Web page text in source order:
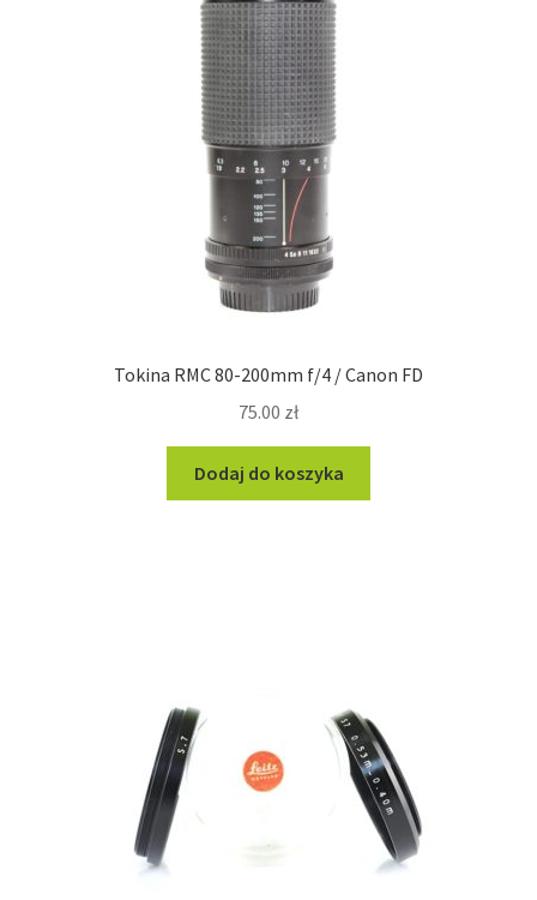
Tokina RMC 80-200mm f/4 / Canon FD
75.00 zł
Dodaj do koszyka